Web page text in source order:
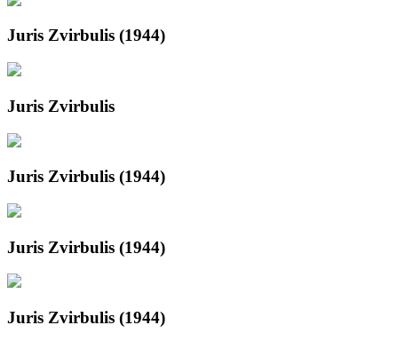
Juris Zvirbulis (1944)
Juris Zvirbulis
Juris Zvirbulis (1944)
Juris Zvirbulis (1944)
Juris Zvirbulis (1944)